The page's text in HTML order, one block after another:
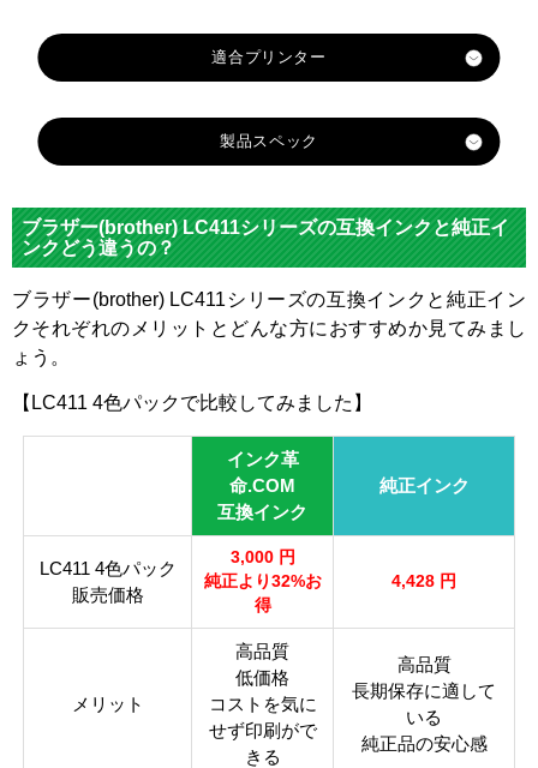
適合プリンター
DCP-J1800N
DCP-J526N
DCP-J914N
DCP-J926N-B
MFC-J739DWN
MFC-J939DWN
DCP-J528N
DCP-J928N-W
DCP-J915N
DCP-J926N-W
製品スペック
メーカ
ー
ブラザー
対応
純正型
番
LC411B
K
LC411C LC411M LC411Y
リ
LC411シリーズ
シアン
ー
顔料 染料
ICチッ
プ
イプ
互換インク
ブラザー(brother) LC411シリーズの互換インクと純正イ
ンクどう違うの？
ブラザー(brother) LC411シリーズの互換インクと純正イン
クそれぞれのメリットとどんな方におすすめか見てみまし
ょう。
【LC411 4色パックで比較してみました】
インク革
命.COM
互換インク
純正インク
LC411 4色パック
販売価格
3,000 円
純正より32%お
得
4,428 円
メリット
高品質
低価格
コストを気に
せず印刷がで
きる
高品質
長期保存に適して
いる
純正品の安心感